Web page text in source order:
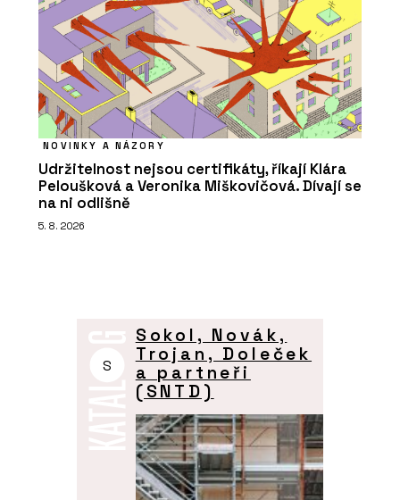
NOVINKY A NÁZORY
Udržitelnost nejsou certifikáty, říkají Klára
Peloušková a Veronika Miškovičová. Dívají se
na ni odlišně
5. 8. 2026
S
Sokol, Novák,
Trojan, Doleček
a partneři
(SNTD)